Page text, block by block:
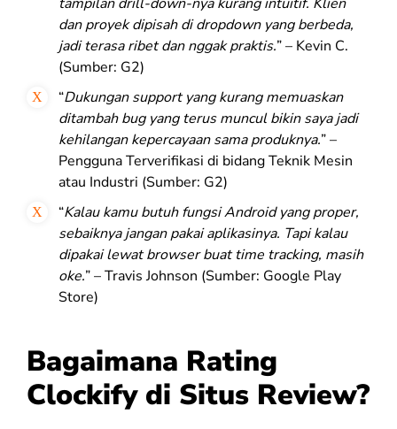
dan proyek dipisah di dropdown yang berbeda,
jadi terasa ribet dan nggak praktis.” – Kevin C.
(Sumber: G2)
“Dukungan support yang kurang memuaskan
ditambah bug yang terus muncul bikin saya jadi
kehilangan kepercayaan sama produknya.” –
Pengguna Terverifikasi di bidang Teknik Mesin
atau Industri (Sumber: G2)
“Kalau kamu butuh fungsi Android yang proper,
sebaiknya jangan pakai aplikasinya. Tapi kalau
dipakai lewat browser buat time tracking, masih
oke.” – Travis Johnson (Sumber: Google Play
Store)
Bagaimana Rating
Clockify di Situs Review?